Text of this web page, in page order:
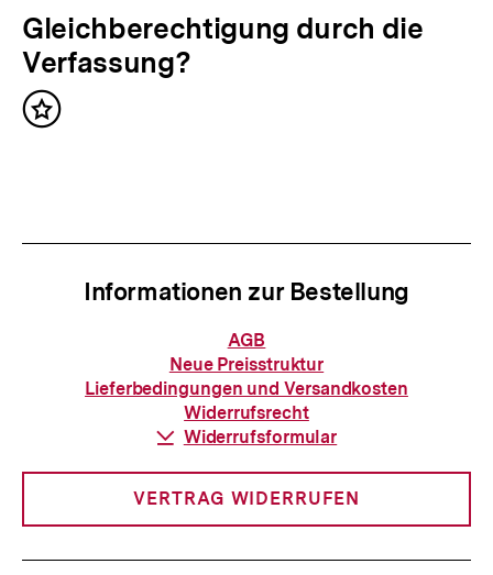
r
i
g
e
N
ä
c
h
t
Gleichberechtigung durch die
Verfassung?
Inhalt
Informationen zur Bestellung
Informationen
zur
Bestellung
AGB
Neue Preisstruktur
Lieferbedingungen und Versandkosten
Widerrufsrecht
Download-
Widerrufsformular
VERTRAG WIDERRUFEN